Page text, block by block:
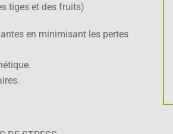
tiges et des fruits)
en minimisant les pertes